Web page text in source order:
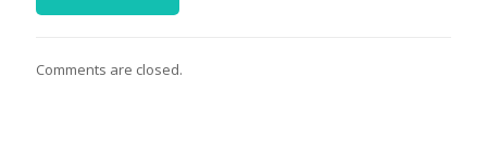
Comments are closed.